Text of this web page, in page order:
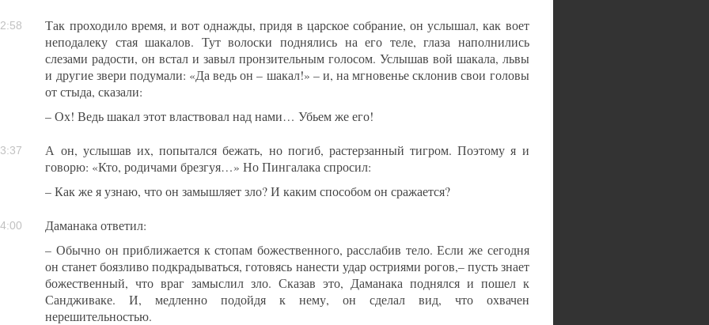
Так проходило время, и вот однажды, придя в царское собрание, он услышал, как воет
неподалеку стая шакалов. Тут волоски поднялись на его теле, глаза наполнились
слезами радости, он встал и завыл пронзительным голосом. Услышав вой шакала, львы
и другие звери подумали: «Да ведь он – шакал!» – и, на мгновенье склонив свои головы
от стыда, сказали:
– Ох! Ведь шакал этот властвовал над нами… Убьем же его!
А он, услышав их, попытался бежать, но погиб, растерзанный тигром. Поэтому я и
говорю: «Кто, родичами брезгуя…» Но Пингалака спросил:
– Как же я узнаю, что он замышляет зло? И каким способом он сражается?
Даманака ответил:
– Обычно он приближается к стопам божественного, расслабив тело. Если же сегодня
он станет боязливо подкрадываться, готовясь нанести удар остриями рогов,– пусть знает
божественный, что враг замыслил зло. Сказав это, Даманака поднялся и пошел к
Сандживаке. И, медленно подойдя к нему, он сделал вид, что охвачен
нерешительностью.